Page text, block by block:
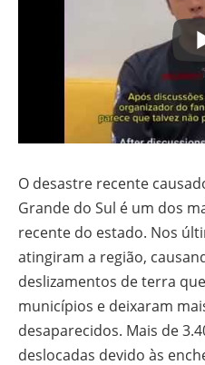
O desastre recente
Grande do Sul é um dos
recente do estado. Nos
atingiram a região,
deslizamentos de terra
municípios e deixaram
desaparecidos. Mais de
deslocadas devido às